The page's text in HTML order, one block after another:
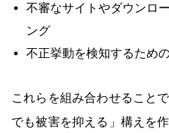
不審なサイトやダウンロ
ング
不正挙動を検知するため
これらを組み合わせること
でも被害を抑える」構えを